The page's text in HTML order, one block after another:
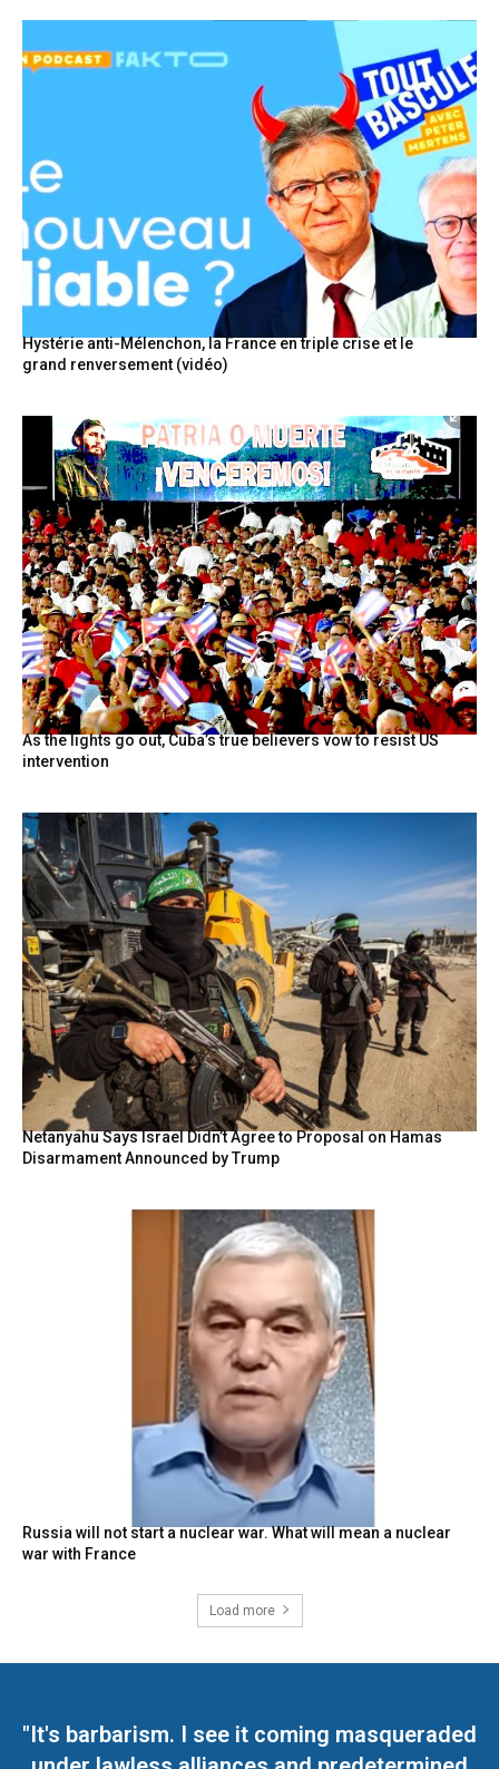
Hystérie anti-Mélenchon, la France en triple crise et le
grand renversement (vidéo)
As the lights go out, Cuba’s true believers vow to resist US
intervention
Netanyahu Says Israel Didn’t Agree to Proposal on Hamas
Disarmament Announced by Trump
Russia will not start a nuclear war. What will mean a nuclear
war with France
Load more
"It's barbarism. I see it coming masqueraded